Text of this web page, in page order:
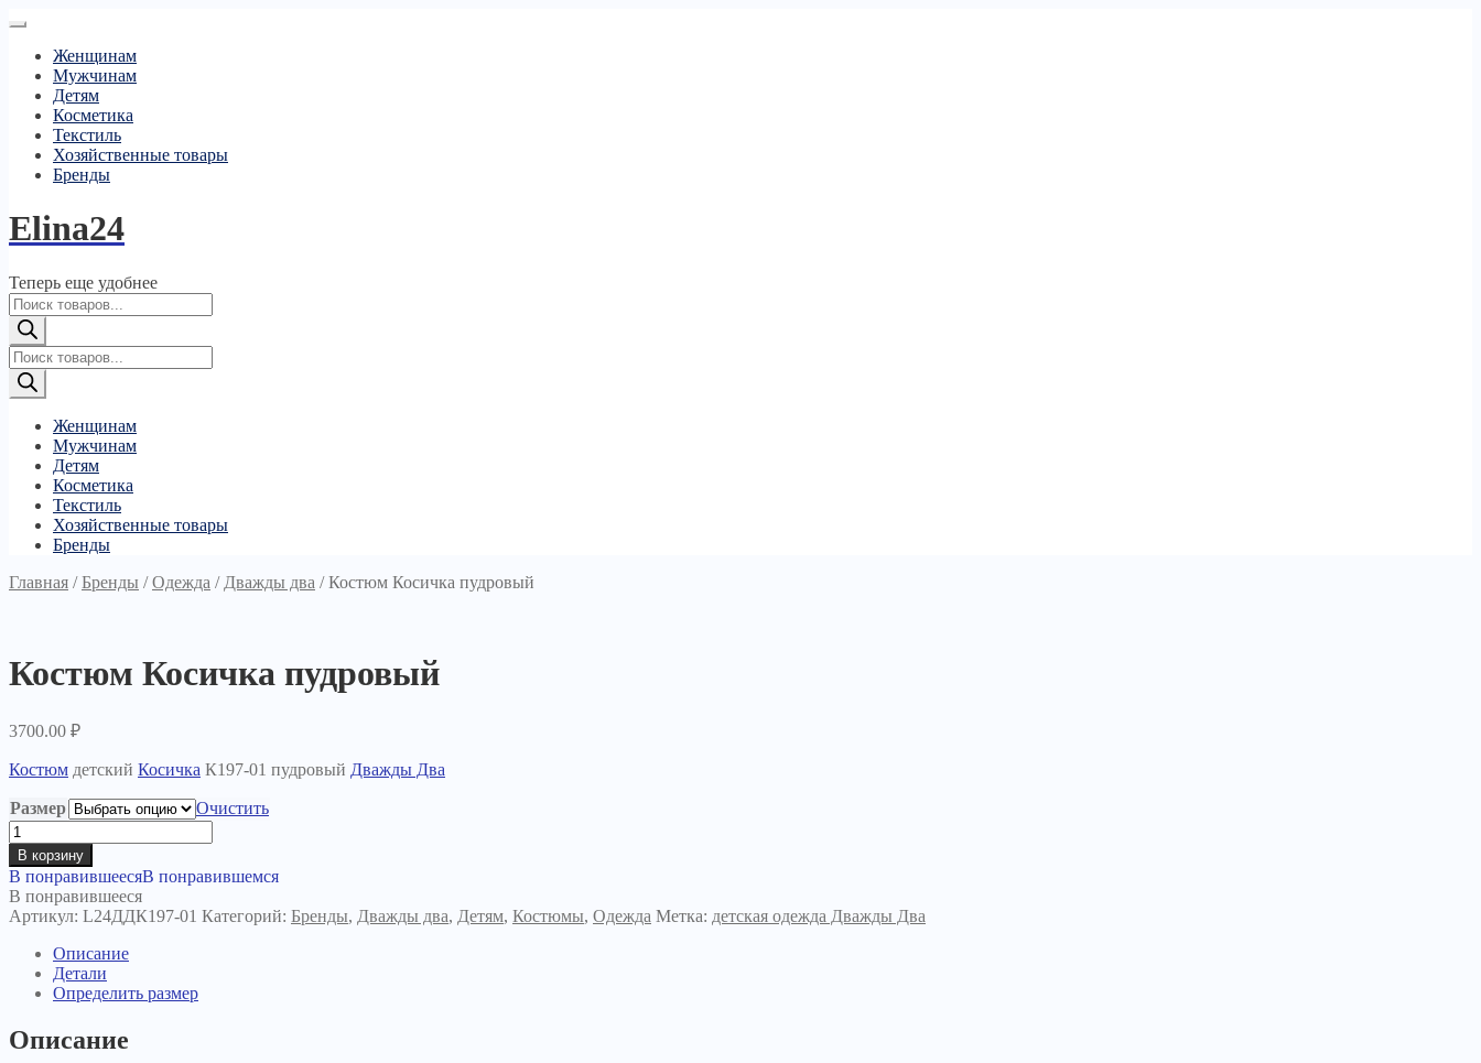
Женщинам
Мужчинам
Детям
Косметика
Текстиль
Хозяйственные товары
Бренды
Elina24
Теперь еще удобнее
Поиск
товаров
Поиск
товаров
Женщинам
Мужчинам
Детям
Косметика
Текстиль
Хозяйственные товары
Бренды
Главная /Бренды /Одежда / Дважды два /Костюм Косичка пудровый
Костюм Косичка пудровый
3700.00 ₽
Костюм детский Косичка К197-01 пудровый Дважды Два
Размер
Очистить
Количество
товара
Костюм
Косичка
пудровый
В корзину
В понравившеесяВ понравившемся
В понравившееся
Артикул: L24ДДК197-01 Категорий: Бренды, Дважды два, Детям, Костюмы, Одежда Метка: детская одежда Дважды Два
Описание
Детали
Определить размер
Описание